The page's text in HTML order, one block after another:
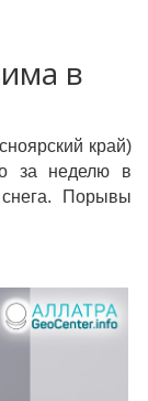
в
край)
за неделю в
Порывы